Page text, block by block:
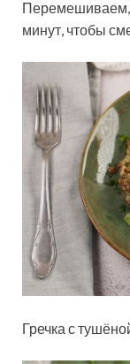
Перемешиваем,
минут, чтобы
Гречка с